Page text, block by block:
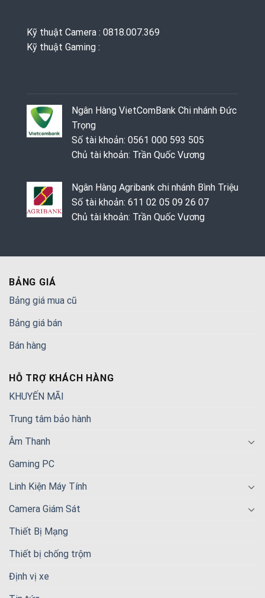
Kỹ thuật Camera : 0818.007.369
Kỹ thuật Gaming ‭: ‬
Ngân Hàng VietComBank Chi nhánh Đức
Trọng
Số tài khoản: 0561 000 593 505
Chủ tài khoản: Trần Quốc Vương
Ngân Hàng Agribank chi nhánh Bình Triệu
Số tài khoản: 611 02 05 09 26 07
Chủ tài khoản: Trần Quốc Vương
BẢNG GIÁ
Bảng giá mua cũ
Bảng giá bán
Bán hàng
HỖ TRỢ KHÁCH HÀNG
KHUYẾN MÃI
Trung tâm bảo hành
Âm Thanh
Gaming PC
Linh Kiện Máy Tính
Camera Giám Sát
Thiết Bị Mạng
Thiết bị chống trộm
Định vị xe